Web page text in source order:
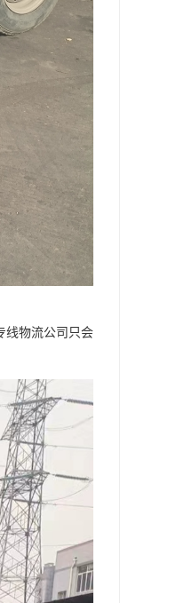
线物流公司只会